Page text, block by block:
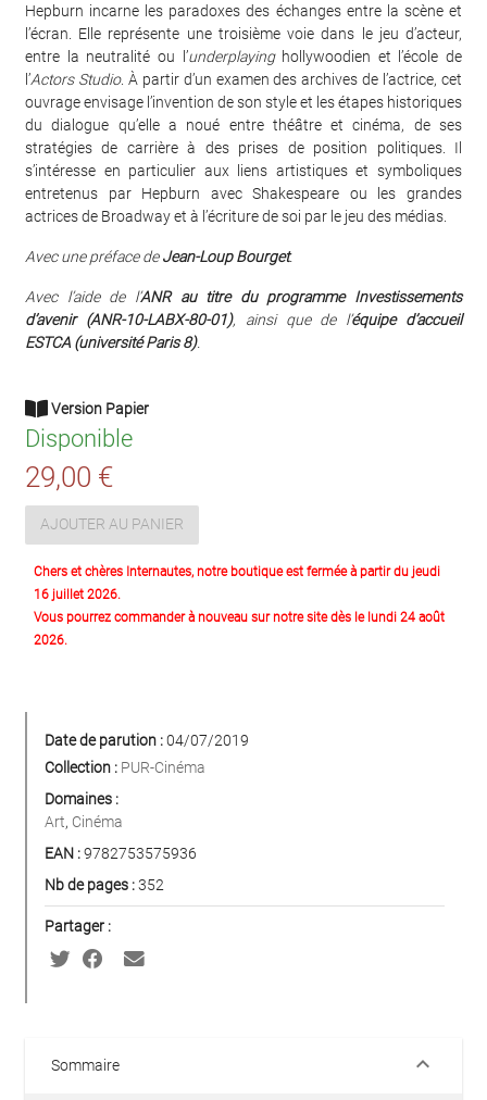
Hepburn incarne les paradoxes des échanges entre la scène et
l’écran. Elle représente une troisième voie dans le jeu d’acteur,
entre la neutralité ou l’underplayinghollywoodien et l’école de
l’Actors Studio. À partir d’un examen des archives de l’actrice, cet
ouvrage envisage l’invention de son style et les étapes historiques
du dialogue qu’elle a noué entre théâtre et cinéma, de ses
stratégies de carrière à des prises de position politiques. Il
s’intéresse en particulier aux liens artistiques et symboliques
entretenus par Hepburn avec Shakespeare ou les grandes
actrices de Broadway et à l’écriture de soi par le jeu des médias.
Avec une préface deJean-Loup Bourget.
Avec l’aide de l’ANR au titre du programme Investissements
d’avenir (ANR-10-LABX-80-01), ainsi que de l’équipe d’accueil
ESTCA (université Paris 8).
Version Papier
Disponible
29,00 €
AJOUTER AU PANIER
Chers et chères Internautes, notre boutique est fermée à partir du jeudi
16 juillet 2026.
Vous pourrez commander à nouveau sur notre site dès le lundi 24 août
2026.
Date de parution :04/07/2019
Collection : PUR-Cinéma
Domaines :
Art, Cinéma
EAN :9782753575936
Nb de pages :352
Partager :
Sommaire keyboard_arrow_down